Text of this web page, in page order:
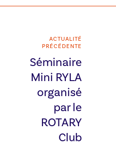
ACTUALITÉ
PRÉCÉDENTE
Séminaire
Mini RYLA
organisé
par le
ROTARY
Club